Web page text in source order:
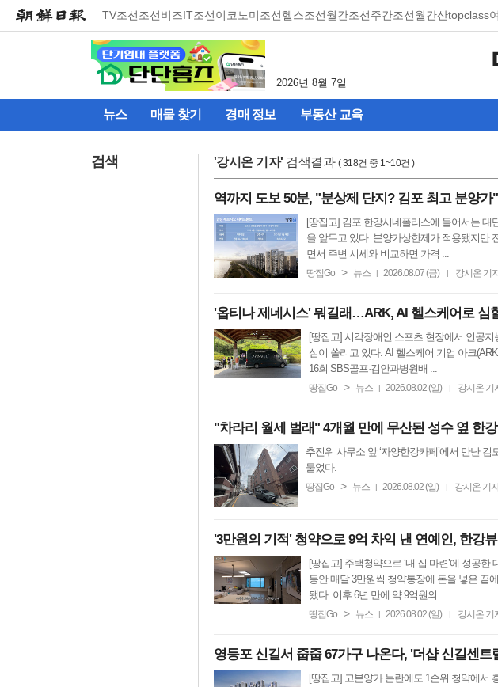
TV조선조선비즈IT조선이코노미조선헬스조선월간조선주간조선월간산topclass
2026년 8월 7일
뉴스 매물 찾기 경매 정보 부동산 교육
검색 '강시온 기자' 검색결과 ( 318건 중 1~10건 )
역까지 도보 50분, "분상제 단지? 김포 최고 분양
[땅집고] 김포 한강시네폴리스에 들어서는 대
을 앞두고 있다. 분양가상한제가 적용됐지만
면서 주변 시세와 비교하면 가격 ...
땅집Go > 뉴스 | 2026.08.07 (금) | 강시온 기
'옵티나 제네시스' 뭐길래…ARK, AI 헬스케어로 심
[땅집고] 시각장애인 스포츠 현장에서 인공
심이 쏠리고 있다. AI 헬스케어 기업 아크
16회 SBS골프·김안과병원배 ...
땅집Go > 뉴스 | 2026.08.02 (일) | 강시온 기
"차라리 월세 벌래" 4개월 만에 무산된 성수 옆 한
추진위 사무소 앞 ‘자양한강카페’에서 만난 김
물었다.
땅집Go > 뉴스 | 2026.08.02 (일) | 강시온 기
'3만원의 기적' 청약으로 9억 차익 낸 연예인, 한강
[땅집고] 주택청약으로 ‘내 집 마련’에 성공
동안 매달 3만원씩 청약통장에 돈을 넣은 끝
됐다. 이후 6년 만에 약 9억원의 ...
땅집Go > 뉴스 | 2026.08.02 (일) | 강시온 기
영등포 신길서 줍줍 67가구 나온다, '더샵 신길센트
[땅집고] 고분양가 논란에도 1순위 청약에서